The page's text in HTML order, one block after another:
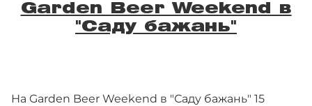
Garden Beer Weekend в
"Саду бажань"
На Garden Beer Weekend в "Саду бажань" 15